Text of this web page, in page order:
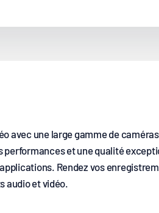
avec une large gamme de
et une qualité
Rendez vos
audio et vidéo.